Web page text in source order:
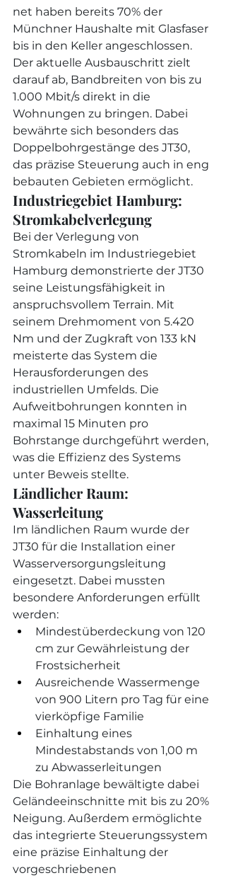
net haben bereits 70% der
Münchner Haushalte mit Glasfaser
bis in den Keller angeschlossen.
Der aktuelle Ausbauschritt zielt
darauf ab, Bandbreiten von bis zu
1.000 Mbit/s direkt in die
Wohnungen zu bringen. Dabei
bewährte sich besonders das
Doppelbohrgestänge des JT30,
das präzise Steuerung auch in eng
bebauten Gebieten ermöglicht.
Industriegebiet Hamburg:
Stromkabelverlegung
Bei der Verlegung von
Stromkabeln im Industriegebiet
Hamburg demonstrierte der JT30
seine Leistungsfähigkeit in
anspruchsvollem Terrain. Mit
seinem Drehmoment von 5.420
Nm und der Zugkraft von 133 kN
meisterte das System die
Herausforderungen des
industriellen Umfelds. Die
Aufweitbohrungen konnten in
maximal 15 Minuten pro
Bohrstange durchgeführt werden,
was die Effizienz des Systems
unter Beweis stellte.
Ländlicher Raum:
Wasserleitung
Im ländlichen Raum wurde der
JT30 für die Installation einer
Wasserversorgungsleitung
eingesetzt. Dabei mussten
besondere Anforderungen erfüllt
werden:
Mindestüberdeckung von 120
cm zur Gewährleistung der
Frostsicherheit
Ausreichende Wassermenge
von 900 Litern pro Tag für eine
vierköpfige Familie
Einhaltung eines
Mindestabstands von 1,00 m
zu Abwasserleitungen
Die Bohranlage bewältigte dabei
Geländeeinschnitte mit bis zu 20%
Neigung. Außerdem ermöglichte
das integrierte Steuerungssystem
eine präzise Einhaltung der
vorgeschriebenen